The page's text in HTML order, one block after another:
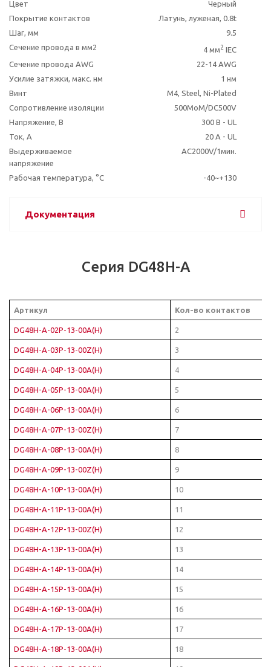
Цвет
Черный
Покрытие контактов
Латунь, луженая, 0.8t
Шаг, мм
9.5
Сечение провода в мм2
4 мм2 IEC
Сечение провода AWG
22-14 AWG
Усилие затяжки, макс. нм
1 нм
Винт
M4, Steel, Ni-Plated
Сопротивление изоляции
500MoM/DC500V
Напряжение, В
300 В - UL
Ток, А
20 A - UL
Выдерживаемое
напряжение
AC2000V/1мин.
Рабочая температура, °C -40~+130
Документация
Серия DG48H-A
Артикул Кол-во контактов
DG48H-A-02P-13-00A(H) 2
DG48H-A-03P-13-00Z(H) 3
DG48H-A-04P-13-00A(H) 4
DG48H-A-05P-13-00A(H) 5
DG48H-A-06P-13-00A(H) 6
DG48H-A-07P-13-00Z(H) 7
DG48H-A-08P-13-00A(H) 8
DG48H-A-09P-13-00Z(H) 9
DG48H-A-10P-13-00A(H) 10
DG48H-A-11P-13-00A(H) 11
DG48H-A-12P-13-00Z(H) 12
DG48H-A-13P-13-00A(H) 13
DG48H-A-14P-13-00A(H) 14
DG48H-A-15P-13-00A(H) 15
DG48H-A-16P-13-00A(H) 16
DG48H-A-17P-13-00A(H) 17
DG48H-A-18P-13-00A(H) 18